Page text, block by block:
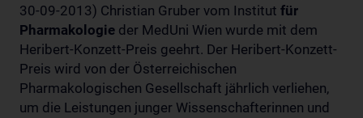
30-09-2013) Christian Gruber vom Institut für
Pharmakologie der MedUni Wien wurde mit dem
Heribert-Konzett-Preis geehrt. Der Heribert-Konzett-
Preis wird von der Österreichischen
Pharmakologischen Gesellschaft jährlich verliehen,
um die Leistungen junger Wissenschafterinnen und